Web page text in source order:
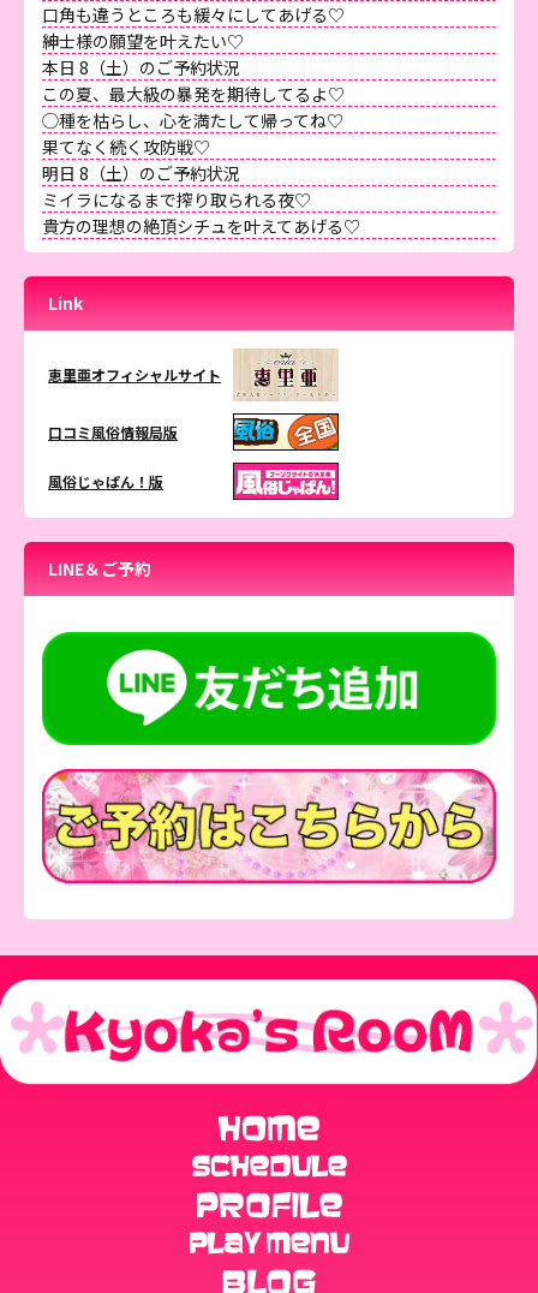
口角も違うところも緩々にしてあげる♡
紳士様の願望を叶えたい♡
本日 8（土）のご予約状況
この夏、最大級の暴発を期待してるよ♡
◯種を枯らし、心を満たして帰ってね♡
果てなく続く攻防戦♡
明日 8（土）のご予約状況
ミイラになるまで搾り取られる夜♡
貴方の理想の絶頂シチュを叶えてあげる♡
Link
恵里亜オフィシャルサイト
口コミ風俗情報局版
風俗じゃぱん！版
LINE＆ご予約